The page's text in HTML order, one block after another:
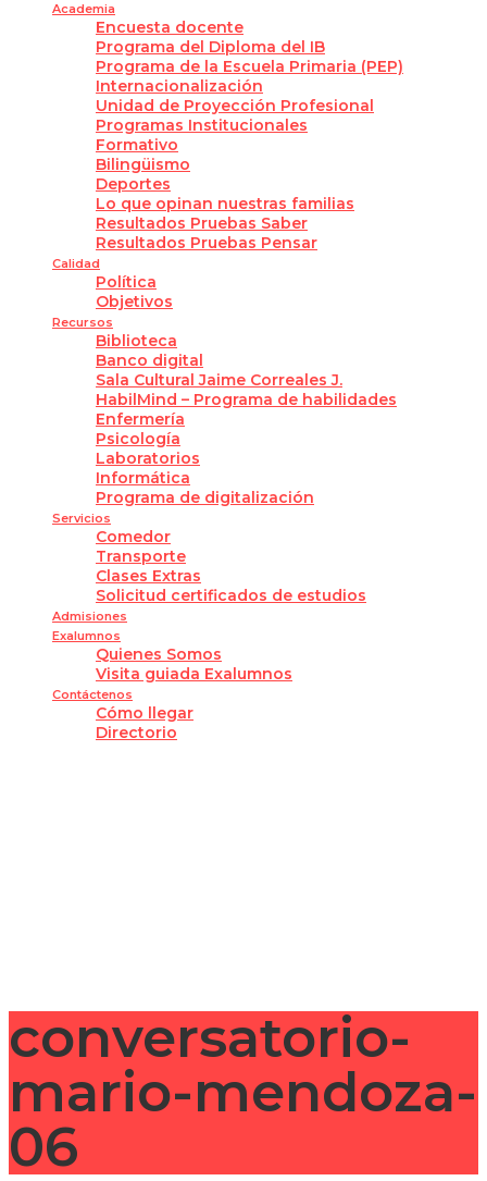
Academia
Encuesta docente
Programa del Diploma del IB
Programa de la Escuela Primaria (PEP)
Internacionalización
Unidad de Proyección Profesional
Programas Institucionales
Formativo
Bilingüismo
Deportes
Lo que opinan nuestras familias
Resultados Pruebas Saber
Resultados Pruebas Pensar
Calidad
Política
Objetivos
Recursos
Biblioteca
Banco digital
Sala Cultural Jaime Correales J.
HabilMind – Programa de habilidades
Enfermería
Psicología
Laboratorios
Informática
Programa de digitalización
Servicios
Comedor
Transporte
Clases Extras
Solicitud certificados de estudios
Admisiones
Exalumnos
Quienes Somos
Visita guiada Exalumnos
Contáctenos
Cómo llegar
Directorio
conversatorio-
mario-mendoza-
06